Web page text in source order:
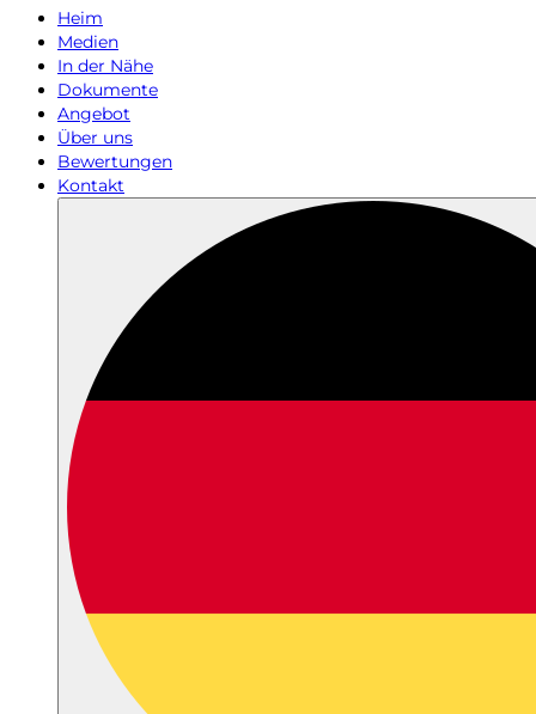
Heim
Medien
In der Nähe
Dokumente
Angebot
Über uns
Bewertungen
Kontakt